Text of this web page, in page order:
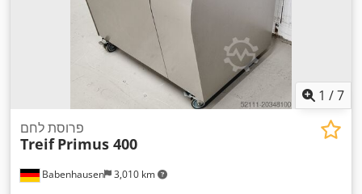
1 /7
Babenhausen 3,010 km
פרוסת לחם
Treif Primus 400